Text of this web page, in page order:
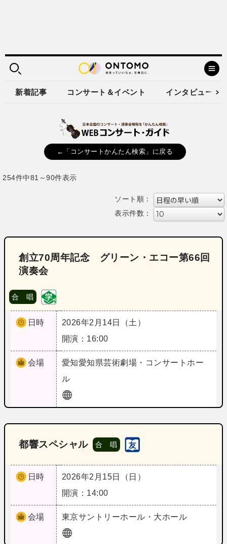
新着記事 コンサート＆イベント インタビュー
←「コンサートかんたん検索」に戻る
254件中81～90件表示
ソート順：
表示件数：
創立70周年記念 グリーン・エコー第66回
演奏会
合 唱
日時
2026年2月14日（土）
開演：16:00
会場 愛知愛知県芸術劇場・コンサートホー
ル
都響スペシャル 合 唱
日時
2026年2月15日（日）
開演：14:00
会場 東京サントリーホール・大ホール